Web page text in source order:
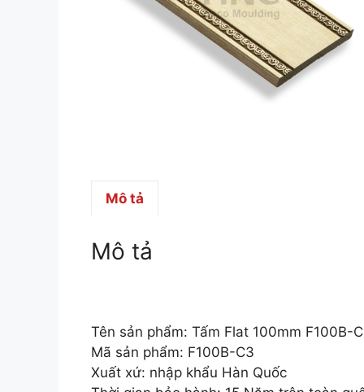
Mô tả
Mô tả
Tên sản phẩm: Tấm Flat 100mm F100B-
Mã sản phẩm: F100B-C3
Xuất xứ: nhập khẩu Hàn Quốc